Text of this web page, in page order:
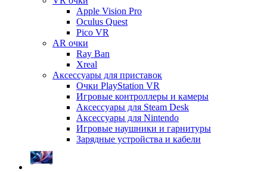
Apple Vision Pro
Oculus Quest
Pico VR
AR очки
Ray Ban
Xreal
Аксессуары для приставок
Очки PlayStation VR
Игровые контроллеры и камеры
Аксессуары для Steam Desk
Аксессуары для Nintendo
Игровые наушники и гарнитуры
Зарядные устройства и кабели